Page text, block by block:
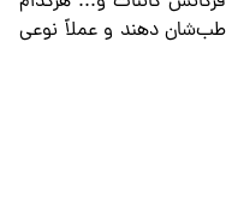
دهند و عملاً نوعی